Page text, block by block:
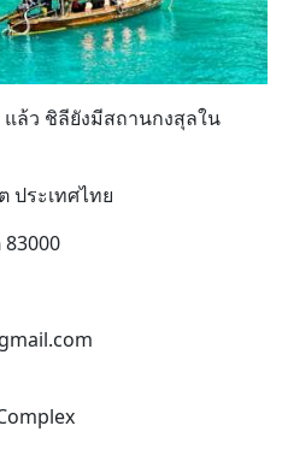
ล้ว ชิลียังมีสถานกงสุลใน
ประเทศไทย
83000